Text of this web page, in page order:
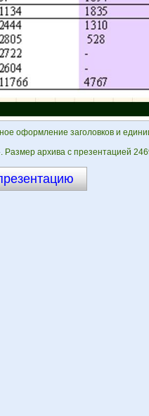
оформление заголовков и
. Размер архива с презентацией